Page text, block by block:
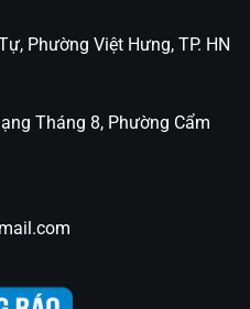
Phường Việt Hưng, TP. HN
Tháng 8, Phường Cẩm